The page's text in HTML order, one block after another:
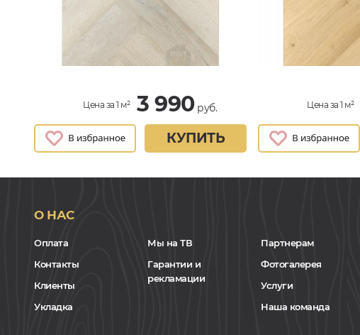
Цена за 1 м² 3 990руб.
КУПИТЬ
Цена за 1 м²
О НАС
Оплата
Контакты
Клиенты
Укладка
Мы на ТВ
Гарантии и
рекламации
Партнерам
Фотогалерея
Услуги
Наша команда